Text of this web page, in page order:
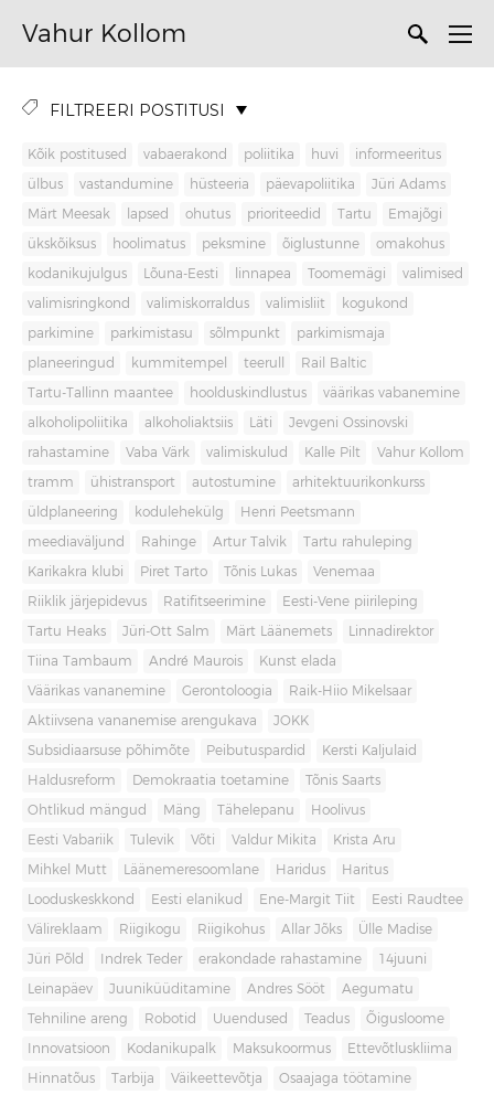
Vahur Kollom
FILTREERI POSTITUSI
Kõik postitused vabaerakond poliitika huvi informeeritus
ülbus vastandumine hüsteeria päevapoliitika Jüri Adams
Märt Meesak lapsed ohutus prioriteedid Tartu Emajõgi
ükskõiksus hoolimatus peksmine õiglustunne omakohus
kodanikujulgus Lõuna-Eesti linnapea Toomemägi valimised
valimisringkond valimiskorraldus valimisliit kogukond
parkimine parkimistasu sõlmpunkt parkimismaja
planeeringud kummitempel teerull Rail Baltic
Tartu-Tallinn maantee hoolduskindlustus väärikas vabanemine
alkoholipoliitika alkoholiaktsiis Läti Jevgeni Ossinovski
rahastamine Vaba Värk valimiskulud Kalle Pilt Vahur Kollom
tramm ühistransport autostumine arhitektuurikonkurss
üldplaneering kodulehekülg Henri Peetsmann
meediaväljund Rahinge Artur Talvik Tartu rahuleping
Karikakra klubi Piret Tarto Tõnis Lukas Venemaa
Riiklik järjepidevus Ratifitseerimine Eesti-Vene piirileping
Tartu Heaks Jüri-Ott Salm Märt Läänemets Linnadirektor
Tiina Tambaum André Maurois Kunst elada
Väärikas vananemine Gerontoloogia Raik-Hiio Mikelsaar
Aktiivsena vananemise arengukava JOKK
Subsidiaarsuse põhimõte Peibutuspardid Kersti Kaljulaid
Haldusreform Demokraatia toetamine Tõnis Saarts
Ohtlikud mängud Mäng Tähelepanu Hoolivus
Eesti Vabariik Tulevik Võti Valdur Mikita Krista Aru
Mihkel Mutt Läänemeresoomlane Haridus Haritus
Looduskeskkond Eesti elanikud Ene-Margit Tiit Eesti Raudtee
Välireklaam Riigikogu Riigikohus Allar Jõks Ülle Madise
Jüri Põld Indrek Teder erakondade rahastamine 14juuni
Leinapäev Juuniküüditamine Andres Sööt Aegumatu
Tehniline areng Robotid Uuendused Teadus Õigusloome
Innovatsioon Kodanikupalk Maksukoormus Ettevõtluskliima
Hinnatõus Tarbija Väikeettevõtja Osaajaga töötamine